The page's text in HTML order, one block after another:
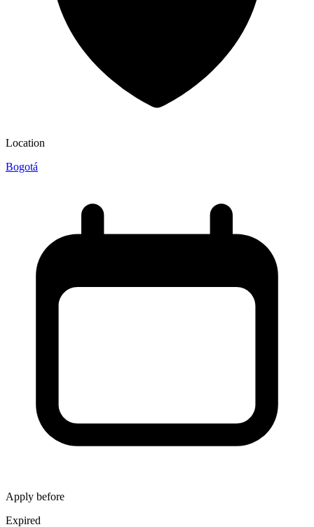
Location
Bogotá
Apply before
Expired